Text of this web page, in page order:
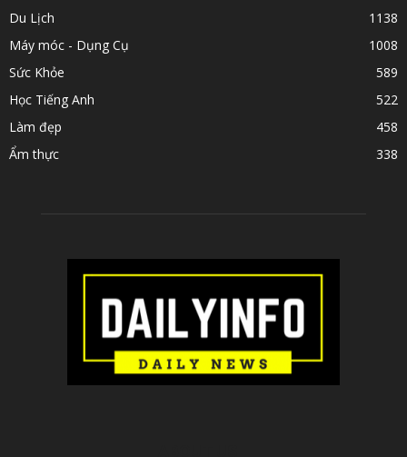
Du Lịch
1138
Máy móc - Dụng Cụ
1008
Sức Khỏe
589
Học Tiếng Anh
522
Làm đẹp
458
Ẩm thực
338